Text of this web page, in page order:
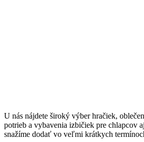
U nás nájdete široký výber hračiek,
potrieb a vybavenia izbičiek pre chlapcov
snažíme dodať vo veľmi krátkych